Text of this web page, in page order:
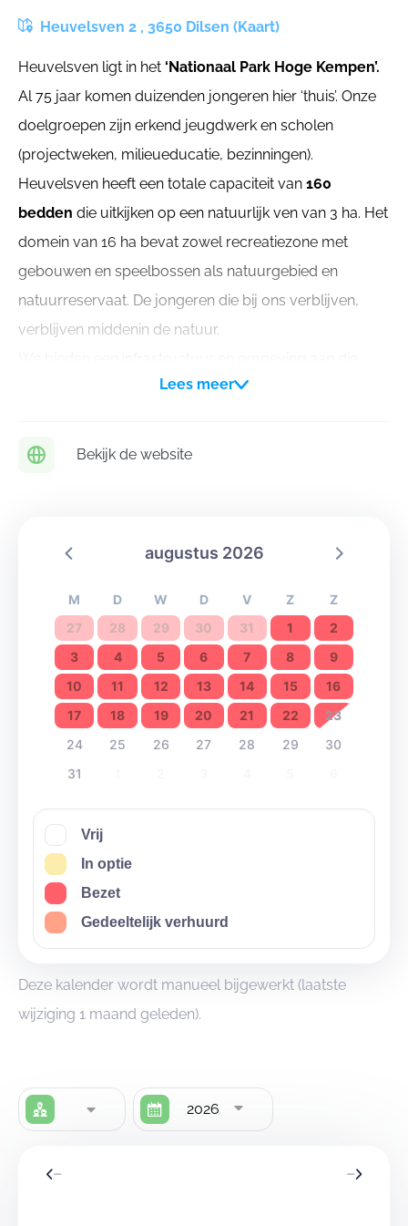
Heuvelsven 2 , 3650 Dilsen (Kaart)
Heuvelsven ligt in het ‘Nationaal Park Hoge Kempen’.
Al 75 jaar komen duizenden jongeren hier ‘thuis’. Onze
doelgroepen zijn erkend jeugdwerk en scholen
(projectweken, milieueducatie, bezinningen).
Heuvelsven heeft een totale capaciteit van 160
bedden die uitkijken op een natuurlijk ven van 3 ha. Het
domein van 16 ha bevat zowel recreatiezone met
gebouwen en speelbossen als natuurgebied en
natuurreservaat. De jongeren die bij ons verblijven,
verblijven middenin de natuur.
jongeren inspireert. De bewust nagestreefde soberheid
vorming, sport & spel en zingeving
Lees meer
Bekijk de website
augustus 2026
M D W D V Z
Z
27
28 29 30 31 1
2
3
4 5 6 7 8
9
10
11 12 13 14 15
16
17
18 19 20 21 22
23
24
25 26 27 28 29
30
31
Vrij
In optie
Bezet
Gedeeltelijk verhuurd
Deze kalender wordt manueel bijgewerkt (laatste
wijziging 1 maand geleden).
2026